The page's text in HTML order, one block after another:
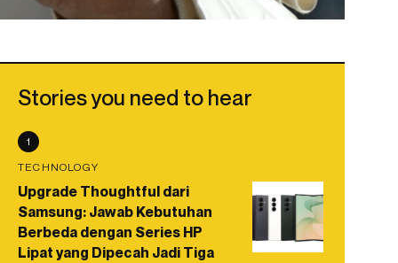
Stories you need to hear
1
TECHNOLOGY
Upgrade Thoughtful dari
Samsung: Jawab Kebutuhan
Berbeda dengan Series HP
Lipat yang Dipecah Jadi Tiga